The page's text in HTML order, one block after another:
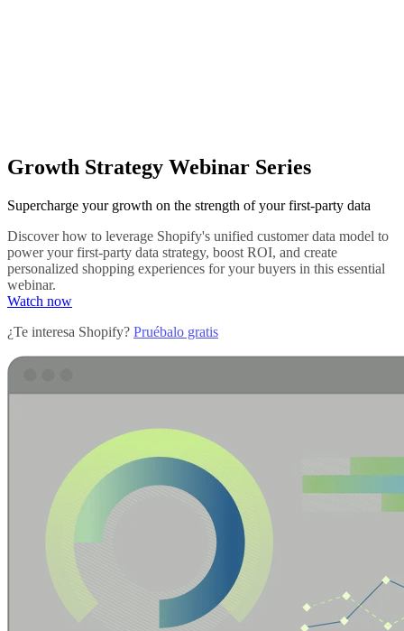
Growth Strategy Webinar Series
Supercharge your growth on the strength of your first-party data
Discover how to leverage Shopify's unified customer data model to
power your first-party data strategy, boost ROI, and create
personalized shopping experiences for your buyers in this essential
webinar.
Watch now
¿Te interesa Shopify? Pruébalo gratis